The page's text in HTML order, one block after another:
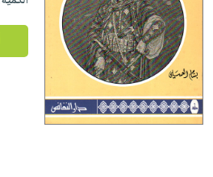
إختياراتنا
كتب
أكاديمية
صندوق
القراءة
iKitab
بلا
حدود
أسئلة
يتكرر
أسئلة
يتكرر
طرحها
تحميل
masmu3
على
المواضيع
الأكثر
مبيعاً
وسائل
تعليمية
تعليمية
الصحة
والعناية
الشخصية
جديد